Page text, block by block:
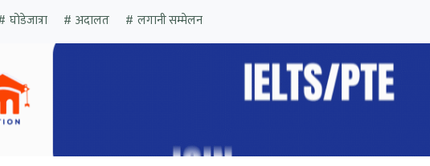
घोडेजात्रा अदालत लगानी सम्मेलन